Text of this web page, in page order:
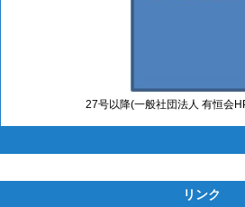
27号以降(一般社団法人 有恒会
リンク